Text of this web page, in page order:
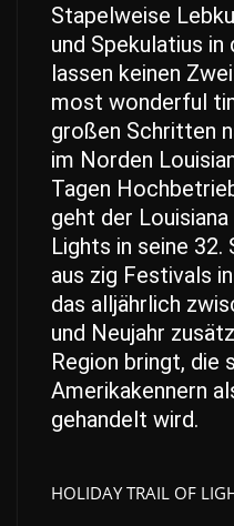
Stapelweise
und Spekulatius
lassen keinen
most wonderful
großen Schritten
im Norden
Tagen
geht der
Lights in seine 32.
aus zig Festivals
das alljährlich
und Neujahr
Region bringt, die
Amerikakennern
gehandelt wird.
HOLIDAY TRAIL OF